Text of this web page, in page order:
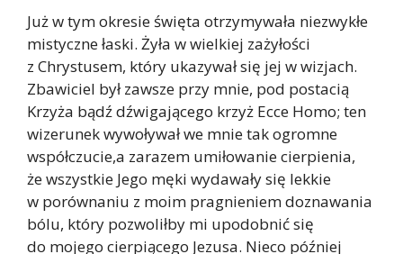
Już w tym okresie święta otrzymywała niezwykłe
mistyczne łaski. Żyła w wielkiej zażyłości
z Chrystusem, który ukazywał się jej w wizjach.
Zbawiciel był zawsze przy mnie, pod postacią
Krzyża bądź dźwigającego krzyż Ecce Homo; ten
wizerunek wywoływał we mnie tak ogromne
współczucie,a zarazem umiłowanie cierpienia,
że wszystkie Jego męki wydawały się lekkie
w porównaniu z moim pragnieniem doznawania
bólu, który pozwoliłby mi upodobnić się
do mojego cierpiącego Jezusa. Nieco później